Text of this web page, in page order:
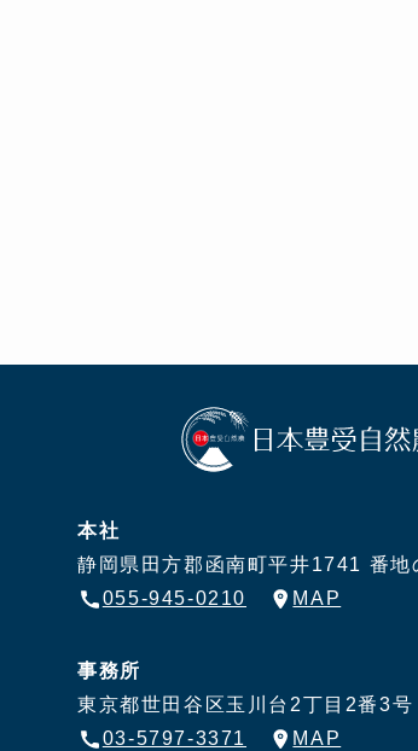
本社
静岡県田方郡函南町平井1741 番地
055-945-0210
MAP
事務所
東京都世田谷区玉川台2丁目2番3号
03-5797-3371
MAP